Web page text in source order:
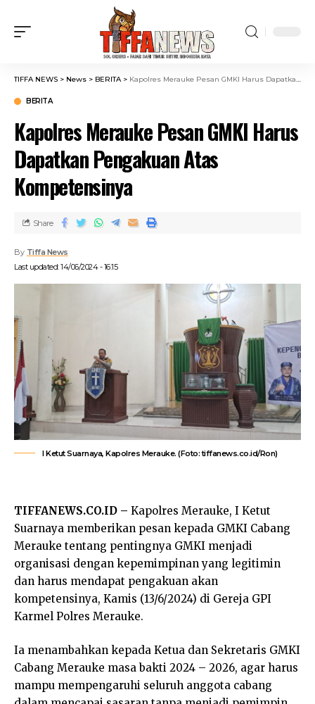
TIFFA NEWS > News > BERITA> Kapolres Merauke Pesan GMKI Harus Dapatkan Pengakuan Atas Kompetensinya
BERITA
Kapolres Merauke Pesan GMKI Harus
Dapatkan Pengakuan Atas
Kompetensinya
Last updated: 14/06/2024 - 16:15
By Tiffa News
Share
I Ketut Suarnaya, Kapolres Merauke. (Foto: tiffanews.co.id/Ron)
TIFFANEWS.CO.ID – Kapolres Merauke, I Ketut
Suarnaya memberikan pesan kepada GMKI Cabang
Merauke tentang pentingnya GMKI menjadi
organisasi dengan kepemimpinan yang legitimin
dan harus mendapat pengakuan akan
kompetensinya, Kamis (13/6/2024) di Gereja GPI
Karmel Polres Merauke.
Ia menambahkan kepada Ketua dan Sekretaris GMKI
Cabang Merauke masa bakti 2024 – 2026, agar harus
mampu mempengaruhi seluruh anggota cabang